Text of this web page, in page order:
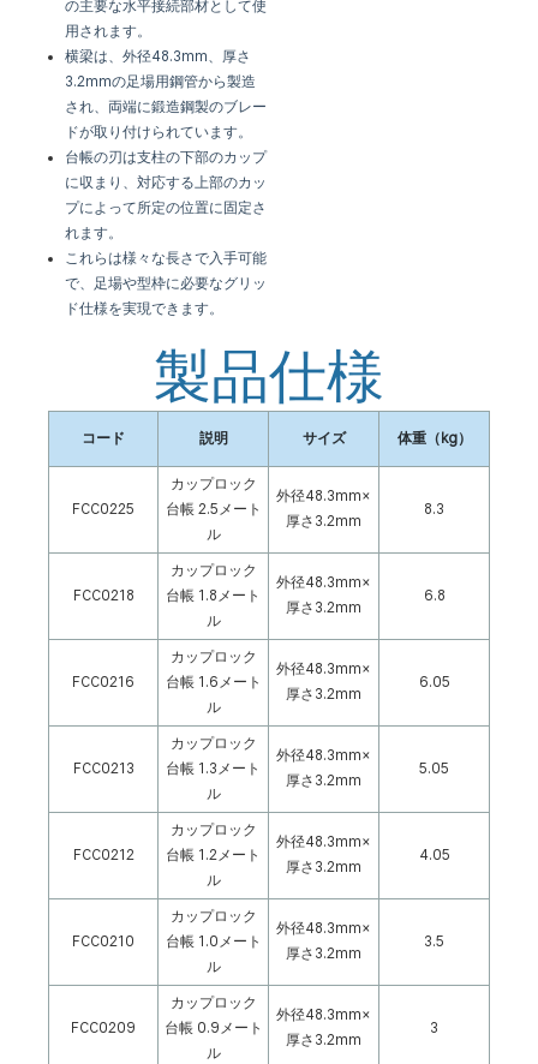
の主要な水平接続部材として使
用されます。
横梁は、外径48.3mm、厚さ
3.2mmの足場用鋼管から製造
され、両端に鍛造鋼製のブレー
ドが取り付けられています。
台帳の刃は支柱の下部のカップ
に収まり、対応する上部のカッ
プによって所定の位置に固定さ
れます。
これらは様々な長さで入手可能
で、足場や型枠に必要なグリッ
ド仕様を実現できます。
製品仕様
コード 説明 サイズ 体重（kg）
FCC0225
カップロック
台帳 2.5メート
ル
外径48.3mm×
厚さ3.2mm
8.3
FCC0218
カップロック
台帳 1.8メート
ル
外径48.3mm×
厚さ3.2mm
6.8
FCC0216
カップロック
台帳 1.6メート
ル
外径48.3mm×
厚さ3.2mm
6.05
FCC0213
カップロック
台帳 1.3メート
ル
外径48.3mm×
厚さ3.2mm
5.05
FCC0212
カップロック
台帳 1.2メート
ル
外径48.3mm×
厚さ3.2mm
4.05
FCC0210
カップロック
台帳 1.0メート
ル
外径48.3mm×
厚さ3.2mm
3.5
FCC0209
カップロック
台帳 0.9メート
ル
外径48.3mm×
厚さ3.2mm
3